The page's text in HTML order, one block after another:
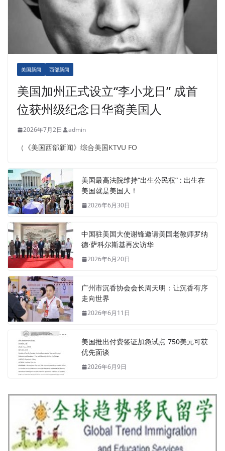
美国新闻 西部新闻
美国加州正式设立“李小龙日” 成首
位获州级纪念日华裔美国人
2026年7月2日 admin
（《美国西部新闻》综合美国KTVU FO
美国最高法院维持“出生公民权” : 出生在
美国就是美国人！
2026年6月30日
中国驻美国大使谢锋邀请美国老教师罗纳
德·萨科尔斯基再次访华
2026年6月20日
广州市沉香协会会长周天明：让沉香有序
走向世界
2026年6月11日
美国推出付费签证加急试点 750美元可获
优先面谈
2026年6月9日